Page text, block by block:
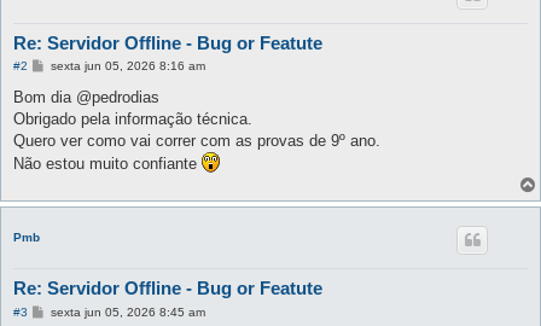
Re: Servidor Offline - Bug or Featute
#2
M
n
a
g
m
sexta jun 05, 2026 8:16 am
Bom dia @pedrodias
Obrigado pela informação técnica.
Quero ver como vai correr com as provas de 9º ano.
Não estou muito confiante
Pmb
Re: Servidor Offline - Bug or Featute
#3
Msexta jun 05, 2026 8:45 am